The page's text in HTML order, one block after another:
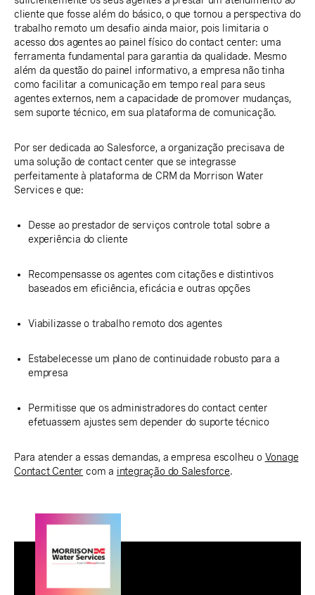
cliente que fosse além do básico, o que tornou a perspectiva do
trabalho remoto um desafio ainda maior, pois limitaria o
acesso dos agentes ao painel físico do contact center: uma
ferramenta fundamental para garantia da qualidade. Mesmo
além da questão do painel informativo, a empresa não tinha
como facilitar a comunicação em tempo real para seus
agentes externos, nem a capacidade de promover mudanças,
sem suporte técnico, em sua plataforma de comunicação.
Por ser dedicada ao Salesforce, a organização precisava de
uma solução de contact center que se integrasse
perfeitamente à plataforma de CRM da Morrison Water
Services e que:
Desse ao prestador de serviços controle total sobre a
experiência do cliente
Recompensasse os agentes com citações e distintivos
baseados em eficiência, eficácia e outras opções
Viabilizasse o trabalho remoto dos agentes
Estabelecesse um plano de continuidade robusto para a
empresa
Permitisse que os administradores do contact center
efetuassem ajustes sem depender do suporte técnico
Para atender a essas demandas, a empresa escolheu o Vonage
Contact Center com a integração do Salesforce.